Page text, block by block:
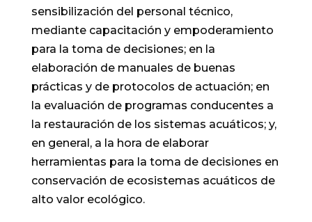
sensibilización del personal técnico,
mediante capacitación y empoderamiento
para la toma de decisiones; en la
elaboración de manuales de buenas
prácticas y de protocolos de actuación; en
la evaluación de programas conducentes a
la restauración de los sistemas acuáticos; y,
en general, a la hora de elaborar
herramientas para la toma de decisiones en
conservación de ecosistemas acuáticos de
alto valor ecológico.